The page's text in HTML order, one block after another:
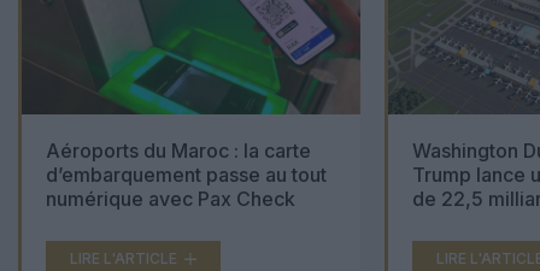
Aéroports du Maroc : la carte
d’embarquement passe au tout
numérique avec Pax Check
LIRE L'ARTICLE
Washington
Trump lance
de 22,5
LIRE